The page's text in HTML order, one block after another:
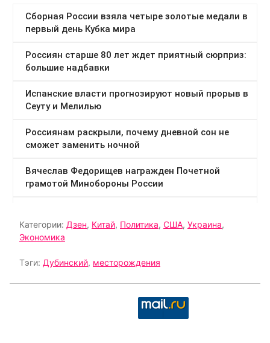
Категории: Дзен, Китай, Политика, США, Украина,
Экономика
Тэги: Дубинский, месторождения